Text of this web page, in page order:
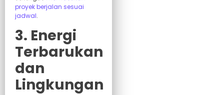
proyek berjalan sesuai
jadwal.
3. Energi
Terbarukan
dan
Lingkungan